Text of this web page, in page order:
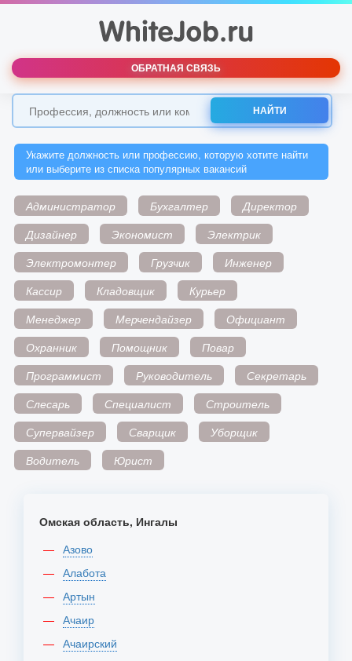
ОБРАТНАЯ СВЯЗЬ
НАЙТИ
Укажите должность или профессию, которую хотите найти
или выберите из списка популярных вакансий
Администратор Бухгалтер
Директор
Дизайнер
Экономист
Электрик
Электромонтер
Грузчик
Инженер
Кассир
Кладовщик
Курьер
Менеджер
Мерчендайзер
Официант
Охранник
Помощник
Повар
Программист
Руководитель
Секретарь
Слесарь
Специалист
Строитель
Супервайзер
Сварщик
Уборщик
Водитель
Юрист
Омская область, Ингалы
Азово
Алабота
Артын
Ачаир
Ачаирский